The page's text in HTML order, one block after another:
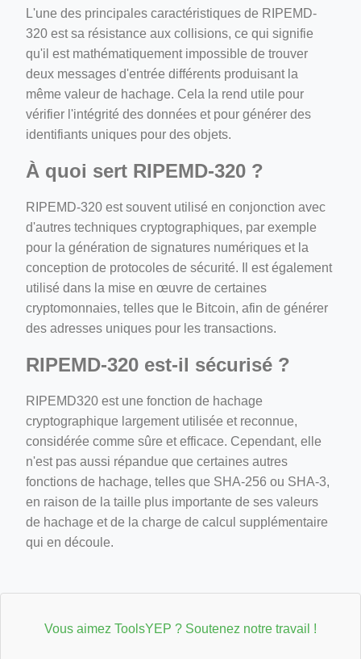
L'une des principales caractéristiques de RIPEMD-
320 est sa résistance aux collisions, ce qui signifie
qu'il est mathématiquement impossible de trouver
deux messages d'entrée différents produisant la
même valeur de hachage. Cela la rend utile pour
vérifier l'intégrité des données et pour générer des
identifiants uniques pour des objets.
À quoi sert RIPEMD-320 ?
RIPEMD-320 est souvent utilisé en conjonction avec
d'autres techniques cryptographiques, par exemple
pour la génération de signatures numériques et la
conception de protocoles de sécurité. Il est également
utilisé dans la mise en œuvre de certaines
cryptomonnaies, telles que le Bitcoin, afin de générer
des adresses uniques pour les transactions.
RIPEMD-320 est-il sécurisé ?
RIPEMD320 est une fonction de hachage
cryptographique largement utilisée et reconnue,
considérée comme sûre et efficace. Cependant, elle
n'est pas aussi répandue que certaines autres
fonctions de hachage, telles que SHA-256 ou SHA-3,
en raison de la taille plus importante de ses valeurs
de hachage et de la charge de calcul supplémentaire
qui en découle.
Vous aimez ToolsYEP ? Soutenez notre travail !